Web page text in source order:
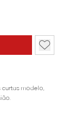
curtas modelo,